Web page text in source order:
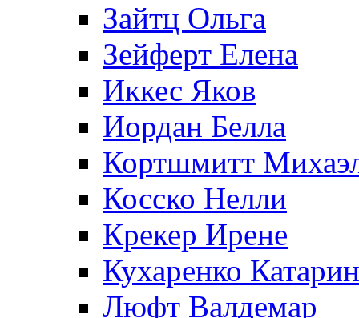
Зайтц Ольга
Зейферт Елена
Иккес Яков
Иордан Белла
Кортшмитт
Косско Нелли
Крекер Ирене
Кухаренко
Люфт Валдемaр